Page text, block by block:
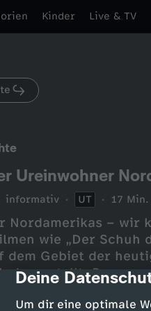
cmp-dialog-
Deine
Um dir eine optimale
Kinder Live & TV
Ureinwohner
informativ UT 17 Min.
Nordamerikas – wir
wie „Der Schuh
dem Gebiet der
dargestellt. Denn
zwischen den
war das